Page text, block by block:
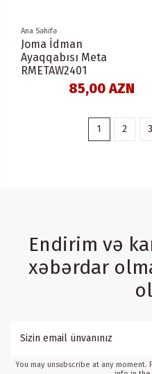
Ana Səhifə
Joma İdman
Ayaqqabısı Meta
RMETAW2401
85,00 AZN
1 2 3
Endirim və
xəbərdar
You may unsubscribe at any